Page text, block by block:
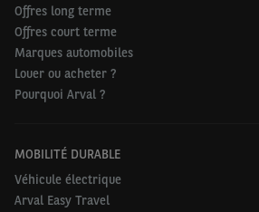
Offres long terme
Offres court terme
Marques automobiles
Louer ou acheter ?
Pourquoi Arval ?
MOBILITÉ DURABLE
Véhicule électrique
Arval Easy Travel